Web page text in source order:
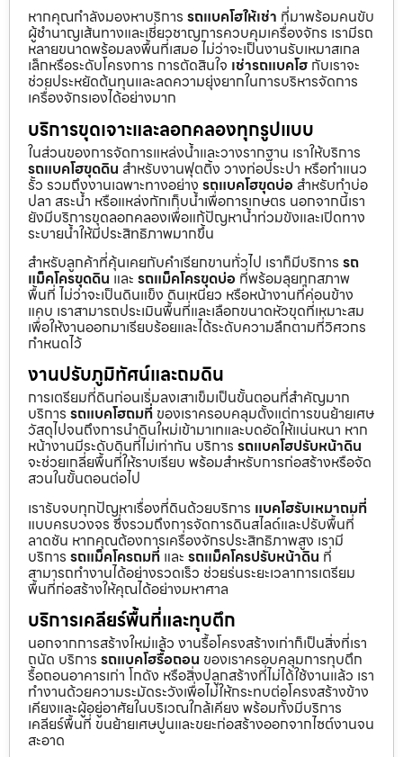
หากคุณกำลังมองหาบริการ รถแบคโฮให้เช่า ที่มาพร้อมคนขับ
ผู้ชำนาญเส้นทางและเชี่ยวชาญการควบคุมเครื่องจักร เรามีรถ
หลายขนาดพร้อมลงพื้นที่เสมอ ไม่ว่าจะเป็นงานรับเหมาสเกล
เล็กหรือระดับโครงการ การตัดสินใจ เช่ารถแบคโฮ กับเราจะ
ช่วยประหยัดต้นทุนและลดความยุ่งยากในการบริหารจัดการ
เครื่องจักรเองได้อย่างมาก
บริการขุดเจาะและลอกคลองทุกรูปแบบ
ในส่วนของการจัดการแหล่งน้ำและวางรากฐาน เราให้บริการ
รถแบคโฮขุดดิน สำหรับงานฟุตติ้ง วางท่อประปา หรือทำแนว
รั้ว รวมถึงงานเฉพาะทางอย่าง รถแบคโฮขุดบ่อ สำหรับทำบ่อ
ปลา สระน้ำ หรือแหล่งกักเก็บน้ำเพื่อการเกษตร นอกจากนี้เรา
ยังมีบริการขุดลอกคลองเพื่อแก้ปัญหาน้ำท่วมขังและเปิดทาง
ระบายน้ำให้มีประสิทธิภาพมากขึ้น
สำหรับลูกค้าที่คุ้นเคยกับคำเรียกขานทั่วไป เราก็มีบริการ รถ
แม็คโครขุดดิน และ รถแม็คโครขุดบ่อ ที่พร้อมลุยทุกสภาพ
พื้นที่ ไม่ว่าจะเป็นดินแข็ง ดินเหนียว หรือหน้างานที่ค่อนข้าง
แคบ เราสามารถประเมินพื้นที่และเลือกขนาดหัวขุดที่เหมาะสม
เพื่อให้งานออกมาเรียบร้อยและได้ระดับความลึกตามที่วิศวกร
กำหนดไว้
งานปรับภูมิทัศน์และถมดิน
การเตรียมที่ดินก่อนเริ่มลงเสาเข็มเป็นขั้นตอนที่สำคัญมาก
บริการ รถแบคโฮถมที่ ของเราครอบคลุมตั้งแต่การขนย้ายเศษ
วัสดุไปจนถึงการนำดินใหม่เข้ามาเทและบดอัดให้แน่นหนา หาก
หน้างานมีระดับดินที่ไม่เท่ากัน บริการ รถแบคโฮปรับหน้าดิน
จะช่วยเกลี่ยพื้นที่ให้ราบเรียบ พร้อมสำหรับการก่อสร้างหรือจัด
สวนในขั้นตอนต่อไป
เรารับจบทุกปัญหาเรื่องที่ดินด้วยบริการ แบคโฮรับเหมาถมที่
แบบครบวงจร ซึ่งรวมถึงการจัดการดินสไลด์และปรับพื้นที่
ลาดชัน หากคุณต้องการเครื่องจักรประสิทธิภาพสูง เรามี
บริการ รถแม็คโครถมที่ และ รถแม็คโครปรับหน้าดิน ที่
สามารถทำงานได้อย่างรวดเร็ว ช่วยร่นระยะเวลาการเตรียม
พื้นที่ก่อสร้างให้คุณได้อย่างมหาศาล
บริการเคลียร์พื้นที่และทุบตึก
นอกจากการสร้างใหม่แล้ว งานรื้อโครงสร้างเก่าก็เป็นสิ่งที่เรา
ถนัด บริการ รถแบคโฮรื้อถอน ของเราครอบคลุมการทุบตึก
รื้อถอนอาคารเก่า โกดัง หรือสิ่งปลูกสร้างที่ไม่ได้ใช้งานแล้ว เรา
ทำงานด้วยความระมัดระวังเพื่อไม่ให้กระทบต่อโครงสร้างข้าง
เคียงและผู้อยู่อาศัยในบริเวณใกล้เคียง พร้อมทั้งมีบริการ
เคลียร์พื้นที่ ขนย้ายเศษปูนและขยะก่อสร้างออกจากไซต์งานจน
สะอาด